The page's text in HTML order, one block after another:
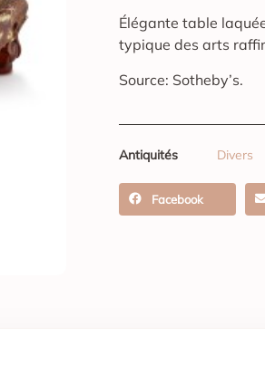
Élégante table
typique des arts
Source: Sotheby’s.
Antiquités Divers
Facebook